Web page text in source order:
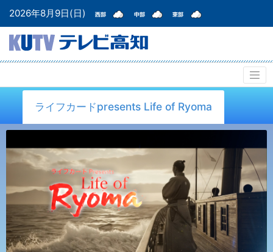
2026年8月9日(日)
ライフカードpresents Life of Ryoma